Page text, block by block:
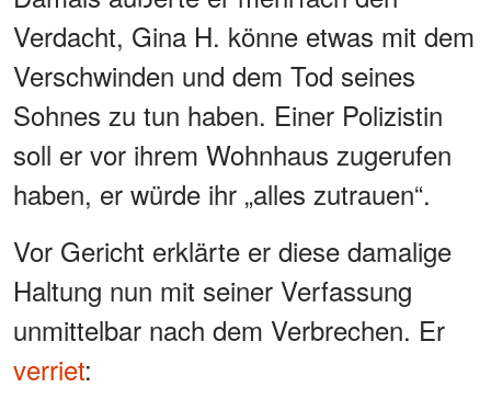
Verdacht, Gina H. könne etwas mit dem
Verschwinden und dem Tod seines
Sohnes zu tun haben. Einer Polizistin
soll er vor ihrem Wohnhaus zugerufen
haben, er würde ihr „alles zutrauen“.
Vor Gericht erklärte er diese damalige
Haltung nun mit seiner Verfassung
unmittelbar nach dem Verbrechen. Er
verriet: